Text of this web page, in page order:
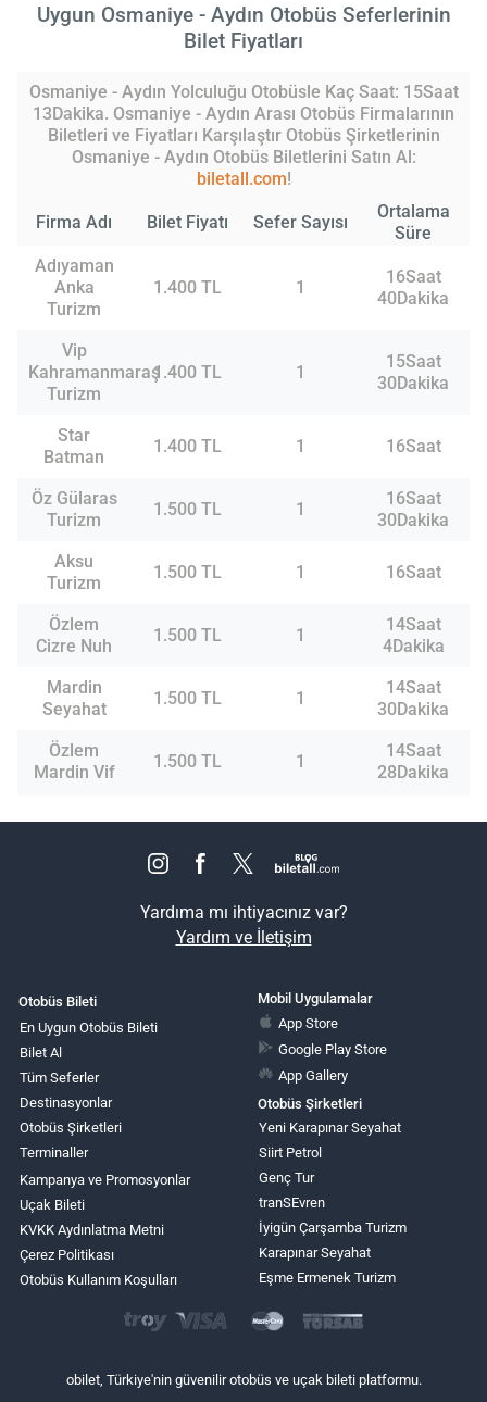
Uygun Osmaniye - Aydın Otobüs Seferlerinin
Bilet Fiyatları
Osmaniye - Aydın Yolculuğu Otobüsle Kaç Saat: 15Saat
13Dakika. Osmaniye - Aydın Arası Otobüs Firmalarının
Biletleri ve Fiyatları Karşılaştır Otobüs Şirketlerinin
Osmaniye - Aydın Otobüs Biletlerini Satın Al:
biletall.com!
Firma Adı Bilet Fiyatı Sefer Sayısı
Ortalama
Süre
Adıyaman
Anka
Turizm
1.400 TL 1
16Saat
40Dakika
Vip
Kahramanmaraş
Turizm
1.400 TL 1
15Saat
30Dakika
Star
Batman
1.400 TL 1 16Saat
Öz Gülaras
Turizm
1.500 TL 1
16Saat
30Dakika
Aksu
Turizm
1.500 TL 1 16Saat
Özlem
Cizre Nuh
1.500 TL 1
14Saat
4Dakika
Mardin
Seyahat
1.500 TL 1
14Saat
30Dakika
Özlem
Mardin Vif
1.500 TL 1
14Saat
28Dakika
Yardıma mı ihtiyacınız var?
Yardım ve İletişim
Otobüs Bileti
En Uygun Otobüs Bileti
Bilet Al
Tüm Seferler
Destinasyonlar
Otobüs Şirketleri
Terminaller
Kampanya ve Promosyonlar
Uçak Bileti
KVKK Aydınlatma Metni
Çerez Politikası
Otobüs Kullanım Koşulları
Mobil Uygulamalar
App Store
Google Play Store
App Gallery
Otobüs Şirketleri
Yeni Karapınar Seyahat
Siirt Petrol
Genç Tur
tranSEvren
İyigün Çarşamba Turizm
Karapınar Seyahat
Eşme Ermenek Turizm
obilet, Türkiye'nin güvenilir otobüs ve uçak bileti platformu.